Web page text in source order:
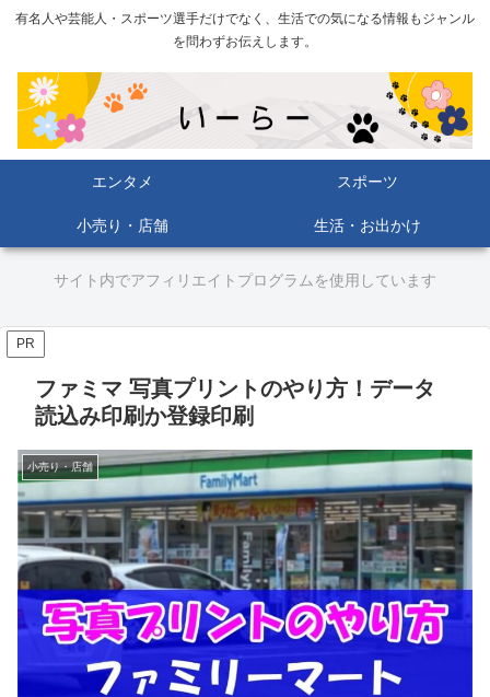
有名人や芸能人・スポーツ選手だけでなく、生活での気になる情報もジャンル
を問わずお伝えします。
エンタメ スポーツ
小売り・店舗 生活・お出かけ
サイト内でアフィリエイトプログラムを使用しています
PR
ファミマ 写真プリントのやり方！データ
読込み印刷か登録印刷
小売り・店舗